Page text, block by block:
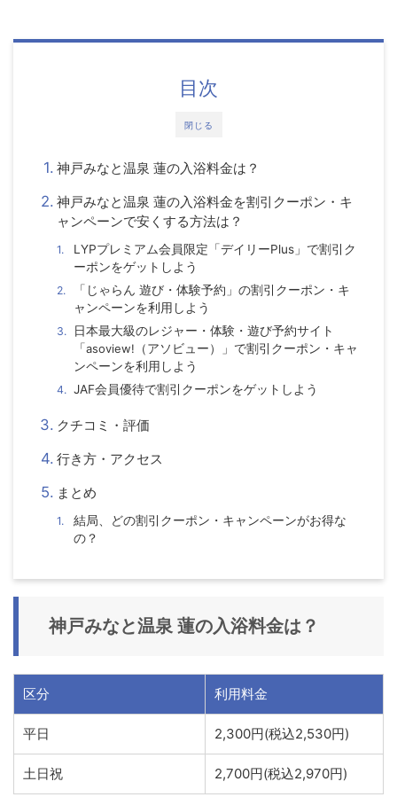
閉じる
目次
神戸みなと温泉 蓮の入浴料金は？
神戸みなと温泉 蓮の入浴料金を割引クーポン・キ
ャンペーンで安くする方法は？
LYPプレミアム会員限定「デイリーPlus」で割引ク
ーポンをゲットしよう
「じゃらん 遊び・体験予約」の割引クーポン・キ
ャンペーンを利用しよう
日本最大級のレジャー・体験・遊び予約サイト
「asoview! （アソビュー）」で割引クーポン・キャ
ンペーンを利用しよう
JAF会員優待で割引クーポンをゲットしよう
クチコミ・評価
行き方・アクセス
まとめ
結局、どの割引クーポン・キャンペーンがお得な
の？
神戸みなと温泉 蓮の入浴料金は？
区分 利用料金
平日 2,300円(税込2,530円)
土日祝 2,700円(税込2,970円)